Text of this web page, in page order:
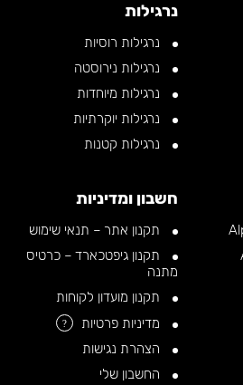
נרגילות
נרגילות רוסיות
נרגילות נירוסטה
נרגילות מיוחדות
נרגילות יוקרתיות
נרגילות קטנות
חשבון ומדיניות
תקנון אתר – תנאי שימוש
תקנון גיפטכארד – כרטיס
מתנה
תקנון מועדון לקוחות
מדיניות פרטיות
?
הצהרת נגישות
החשבון שלי